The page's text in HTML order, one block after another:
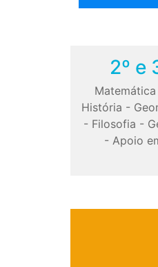
2º e
Matemática
História -
- Filosofia -
- Apoio